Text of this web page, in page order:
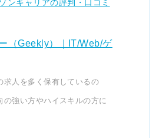
ンキャリアの評判・口コミ
（Geekly）｜IT/Web/ゲ
求人を多く保有しているの
の強い方やハイスキルの方に